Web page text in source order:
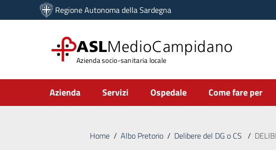
Vai ai contenuti
Vai al menu di navigazione
Regione Autonoma della Sardegna
ASLMedioCampidano
Azienda socio-sanitaria locale
Submenu
Azienda Servizi Ospedale Come fare per
Home / Albo Pretorio / Delibere del DG o CS /